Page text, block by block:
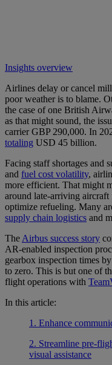
Insights overview
Airlines delay or cancel
poor weather is to blame.
the case of one British
as that might sound, the
carrier GBP 290,000. In
totaling USD 45 billion.
Facing staff shortages and
and fuel cost volatility,
more efficient. That might
around late-arriving aircraft
optimize refueling. Many
supply chain logistics and
TheAirbus success story
AR-enabled inspection
gearbox inspection times
to zero. This is but one of
flight operations with
In this article:
1. Enhance
2. Streamline pre-
visual assistance